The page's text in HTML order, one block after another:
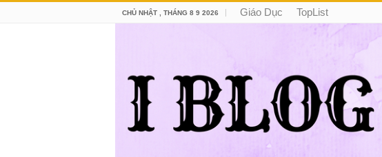
CHỦ NHẬT , THÁNG 8 9 2026 Giáo Dục TopList